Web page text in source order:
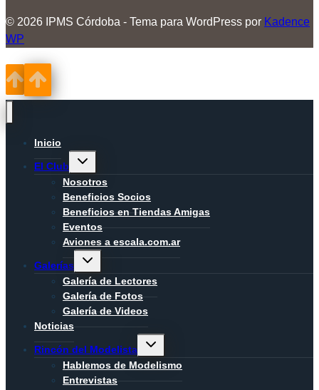
© 2026 IPMS Córdoba - Tema para WordPress por Kadence
WP
Inicio
El Club
Alternar
menú
hijo
Nosotros
Beneficios Socios
Beneficios en Tiendas Amigas
Eventos
Aviones a escala.com.ar
Galerías
Alternar
menú
hijo
Galería de Lectores
Galería de Fotos
Galería de Videos
Noticias
Rincón del Modelista
Alternar
menú
hijo
Hablemos de Modelismo
Entrevistas